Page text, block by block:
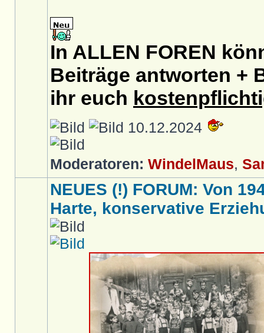
In ALLEN FOREN
Beiträge antworten +
ihr euch
10.12.2024
Moderatoren: WindelMaus,
NEUES (!) FORUM: Von
Harte, konservative